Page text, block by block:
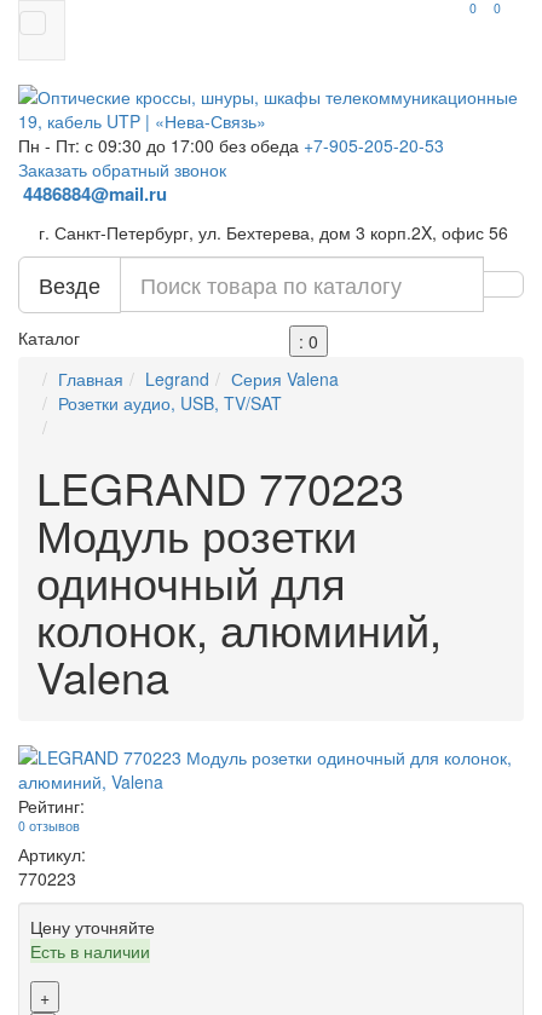
0 0
Пн - Пт: с 09:30 до 17:00 без обеда +7-905-205-20-53
Заказать обратный звонок
4486884@mail.ru
г. Санкт-Петербург, ул. Бехтерева, дом 3 корп.2X, офис 56
Везде
Каталог
: 0
Главная
Legrand
Серия Valena
Розетки аудио, USB, TV/SAT
LEGRAND 770223
Модуль розетки
одиночный для
колонок, алюминий,
Valena
Рейтинг:
0 отзывов
Артикул:
770223
Цену уточняйте
Есть в наличии
+